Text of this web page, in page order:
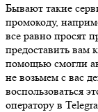
Бывают такие
промокоду,
все равно просят
предоставить вам
помощью смогли
не возьмем с вас
воспользоваться
оператору в